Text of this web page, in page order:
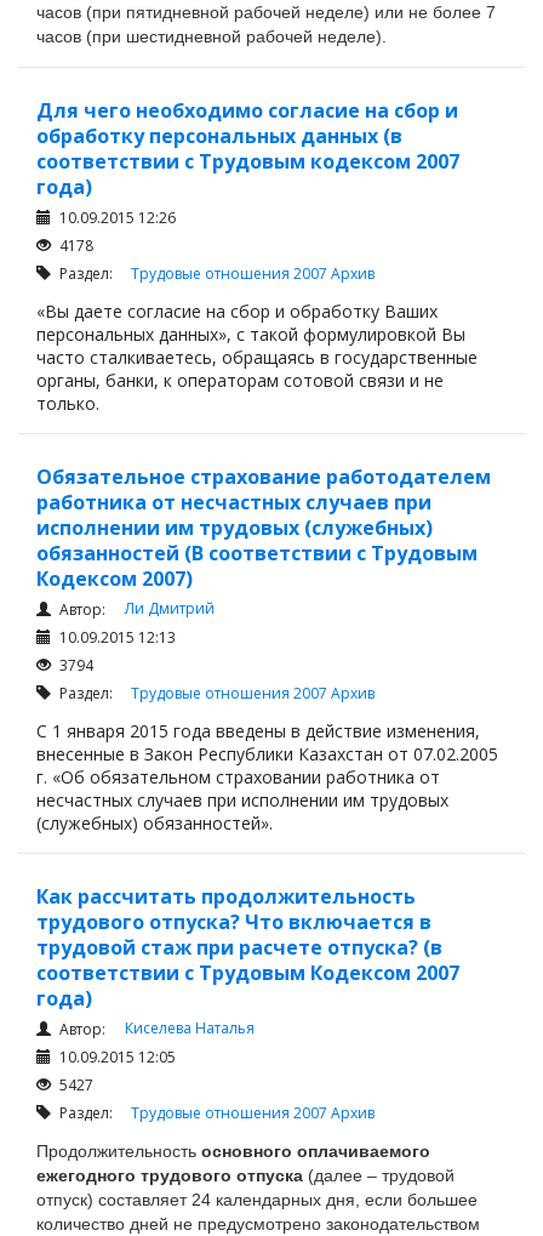
часов (при пятидневной рабочей неделе) или не более 7
часов (при шестидневной рабочей неделе).
Для чего необходимо согласие на сбор и
обработку персональных данных (в
соответствии с Трудовым кодексом 2007
года)
10.09.2015 12:26
4178
Раздел: Трудовые отношения 2007 Архив
«Вы даете согласие на сбор и обработку Ваших
персональных данных», с такой формулировкой Вы
часто сталкиваетесь, обращаясь в государственные
органы, банки, к операторам сотовой связи и не
только.
Обязательное страхование работодателем
работника от несчастных случаев при
исполнении им трудовых (служебных)
обязанностей (В соответствии с Трудовым
Кодексом 2007)
Автор:
Ли Дмитрий
10.09.2015 12:13
3794
Раздел: Трудовые отношения 2007 Архив
С 1 января 2015 года введены в действие изменения,
внесенные в Закон Республики Казахстан от 07.02.2005
г. «Об обязательном страховании работника от
несчастных случаев при исполнении им трудовых
(служебных) обязанностей».
Как рассчитать продолжительность
трудового отпуска? Что включается в
трудовой стаж при расчете отпуска? (в
соответствии с Трудовым Кодексом 2007
года)
Автор:
Киселева Наталья
10.09.2015 12:05
5427
Раздел: Трудовые отношения 2007 Архив
Продолжительность основного оплачиваемого
ежегодного трудового отпуска (далее – трудовой
отпуск) составляет 24 календарных дня, если большее
количество дней не предусмотрено законодательством